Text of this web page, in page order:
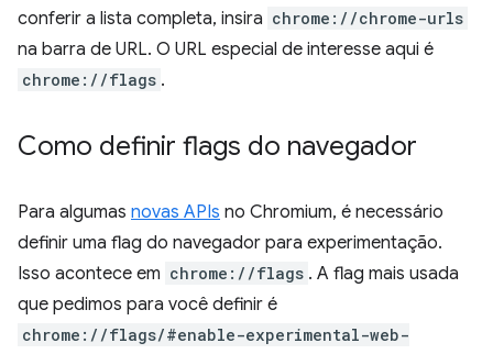
conferir a lista completa, insira chrome://chrome-urls
na barra de URL. O URL especial de interesse aqui é
chrome://flags .
Como definir flags do navegador
Para algumas novas APIs no Chromium, é necessário
definir uma flag do navegador para experimentação.
Isso acontece em chrome://flags . A flag mais usada
que pedimos para você definir é
chrome://flags/#enable-experimental-web-